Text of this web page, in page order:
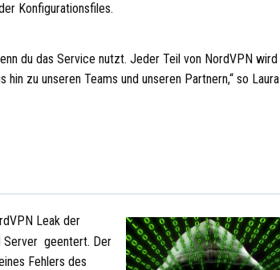
Konfigurationsfiles.
du das Service nutzt. Jeder Teil von NordVPN wird
zu unseren Teams und unseren Partnern,“ so Laura
Leak der
Server geentert. Der
Fehlers des